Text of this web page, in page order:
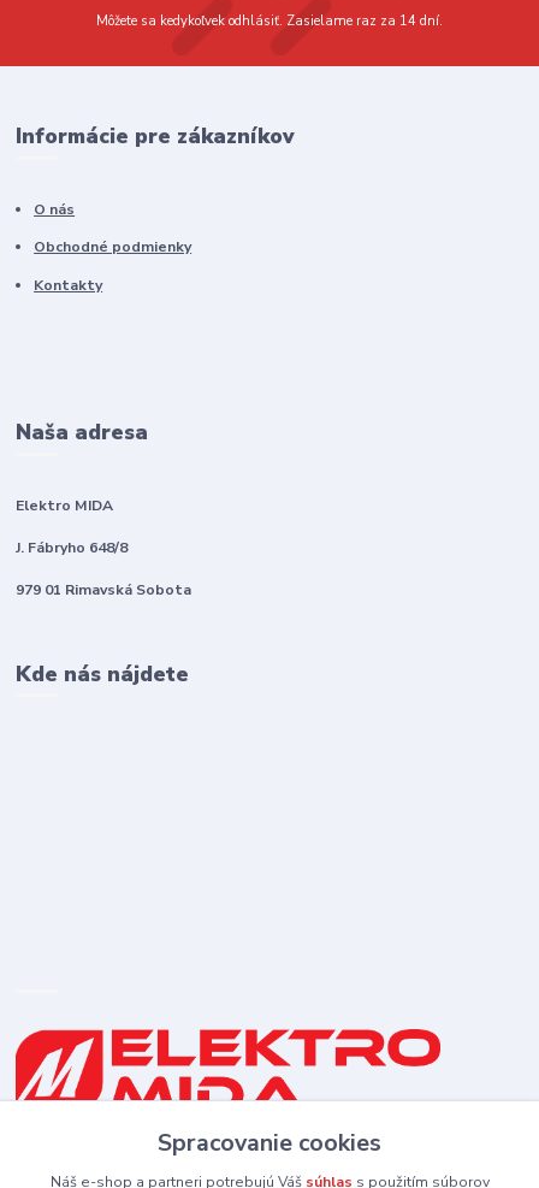
Môžete sa kedykoľvek odhlásiť. Zasielame raz za 14 dní.
Informácie pre zákazníkov
O nás
Obchodné podmienky
Kontakty
Naša adresa
Elektro MIDA
J. Fábryho 648/8
979 01 Rimavská Sobota
Kde nás nájdete
(Po-Pia 8-16:30 hod., So 8:30-11:30)
Spracovanie cookies
Náš e-shop a partneri potrebujú Váš súhlas s použitím súborov